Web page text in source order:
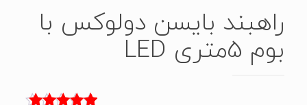
راهبند بایسن دولوکس با
بوم 5متری LED